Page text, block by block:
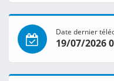
Date dernier
19/07/2026